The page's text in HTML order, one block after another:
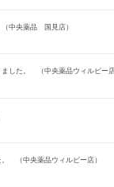
（中央薬品 国見店）
した。 （中央薬品ウィルビー店
（中央薬品ウィルビー店）